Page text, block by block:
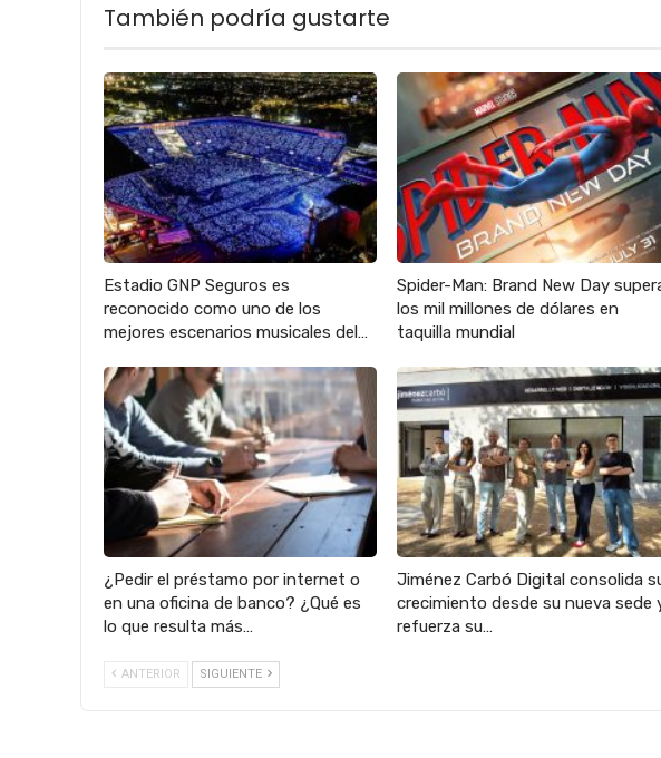
También podría gustarte
Estadio GNP Seguros es
reconocido como uno de los
mejores escenarios musicales del…
Spider-Man: Brand New Day
los mil millones de dólares en
taquilla mundial
¿Pedir el préstamo por internet o
en una oficina de banco? ¿Qué es
lo que resulta más…
Jiménez Carbó Digital consolida
crecimiento desde su nueva sede
refuerza su…
ANTERIOR SIGUIENTE